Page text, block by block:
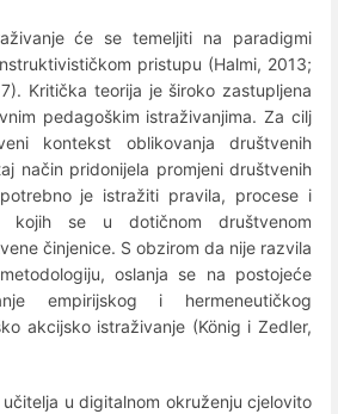
će se temeljiti na paradigmi
pristupu (Halmi, 2013;
Kritička teorija je široko zastupljena
pedagoškim istraživanjima. Za cilj
kontekst oblikovanja društvenih
način pridonijela promjeni društvenih
je istražiti pravila, procese i
kojih se u dotičnom društvenom
činjenice. S obzirom da nije razvila
oslanja se na postojeće
empirijskog i hermeneutičkog
akcijsko istraživanje (König i Zedler,
u digitalnom okruženju cjelovito